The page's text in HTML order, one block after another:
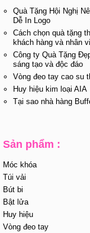
Quà Tặng Hội Nghị
Dễ In Logo
Cách chọn quà tặng
khách hàng và nhân
Công ty Quà Tặng
sáng tạo và độc đáo
Vòng đeo tay cao su
Huy hiệu kim loại AIA
Tại sao nhà hàng
Sản phẩm :
Móc khóa
Túi vải
Bút bi
Bật lửa
Huy hiệu
Vòng đeo tay